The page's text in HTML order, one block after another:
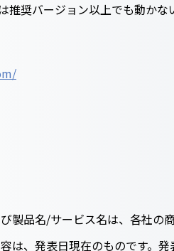
奨バージョン以上でも動かな
製品名/サービス名は、各社の商
は、発表日現在のものです。発